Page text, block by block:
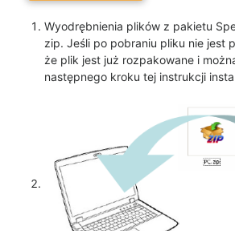
Wyodrębnienia plików z pakietu
zip. Jeśli po pobraniu pliku nie jest
że plik jest już rozpakowane i
następnego kroku tej instrukcji